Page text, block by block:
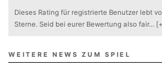
Dieses Rating für registrierte Benutzer lebt
Sterne. Seid bei eurer Bewertung also fair...
WEITERE NEWS ZUM SPIEL